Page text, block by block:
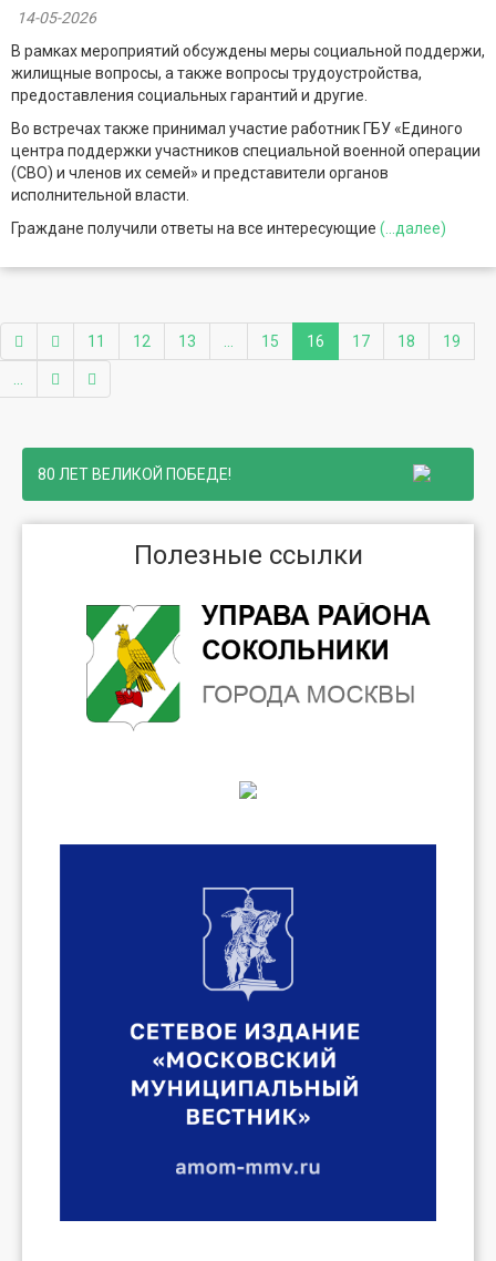
14-05-2026
В рамках мероприятий обсуждены меры социальной поддержи,
жилищные вопросы, а также вопросы трудоустройства,
предоставления социальных гарантий и другие.
Во встречах также принимал участие работник ГБУ «Единого
центра поддержки участников специальной военной операции
(СВО) и членов их семей» и представители органов
исполнительной власти.
Граждане получили ответы на все интересующие (...далее)
11 12 13 ... 15 16 17 18 19
...
80 ЛЕТ ВЕЛИКОЙ ПОБЕДЕ!
Полезные ссылки